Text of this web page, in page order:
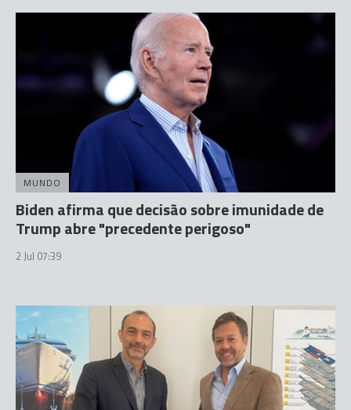
MUNDO
Biden afirma que decisão sobre imunidade de
Trump abre "precedente perigoso"
2 Jul 07:39